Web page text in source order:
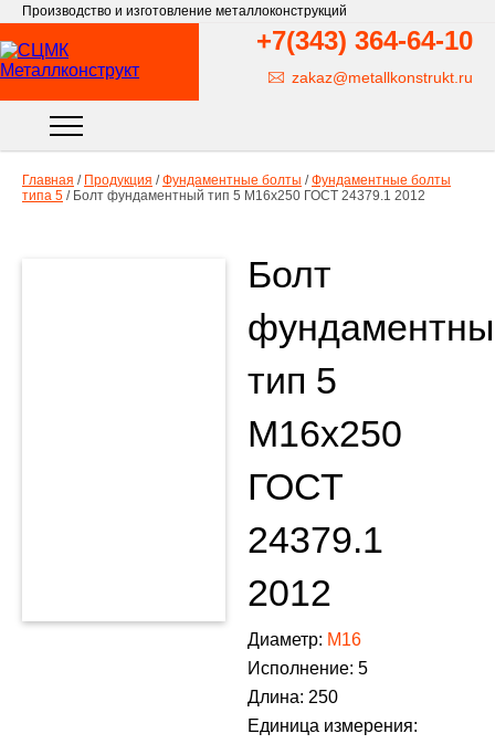
Производство и изготовление металлоконструкций
+7(343) 364-64-10
zakaz@metallkonstrukt.ru
Главная / Продукция / Фундаментные болты / Фундаментные болты
типа 5 / Болт фундаментный тип 5 М16х250 ГОСТ 24379.1 2012
Болт
тип 5
М16х250
ГОСТ
24379.1
2012
Диаметр: М16
Исполнение: 5
Длина: 250
Единица измерения: